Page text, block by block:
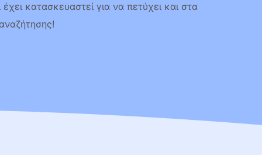
έχει κατασκευαστεί για να πετύχει και στα